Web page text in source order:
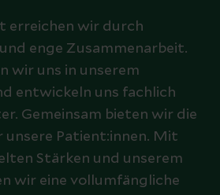
erreichen wir durch
enge Zusammenarbeit.
wir uns in unserem
entwickeln uns fachlich
Gemeinsam bieten wir die
unsere Patient:innen. Mit
Stärken und unserem
wir eine vollumfängliche